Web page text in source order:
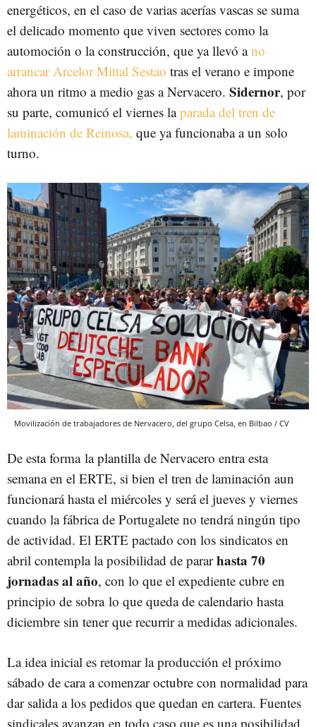
energéticos, en el caso de varias acerías vascas se suma
el delicado momento que viven sectores como la
automoción o la construcción, que ya llevó ano
arrancar Arcelor Mittal Sestao tras el verano e impone
ahora un ritmo a medio gas a Nervacero. Sidernor, por
su parte, comunicó el viernes laparada del tren de
laminación de Reinosa, que ya funcionaba a un solo
turno.
Movilización de trabajadores de Nervacero, del grupo Celsa, en Bilbao / CV
De esta forma la plantilla de Nervacero entra esta
semana en el ERTE, si bien el tren de laminación aun
funcionará hasta el miércoles y será el jueves y viernes
cuando la fábrica de Portugalete no tendrá ningún tipo
de actividad. El ERTE pactado con los sindicatos en
abril contempla la posibilidad de pararhasta 70
jornadas al año, con lo que el expediente cubre en
principio de sobra lo que queda de calendario hasta
diciembre sin tener que recurrir a medidas adicionales.
La idea inicial es retomar la producción el próximo
sábado de cara a comenzar octubre con normalidad para
dar salida a los pedidos que quedan en cartera. Fuentes
sindicales avanzan en todo caso que es una posibilidad